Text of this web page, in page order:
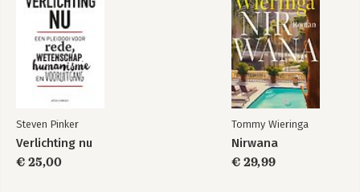
Steven Pinker
Verlichting nu
€ 25,00
Tommy Wieringa
Nirwana
€ 29,99